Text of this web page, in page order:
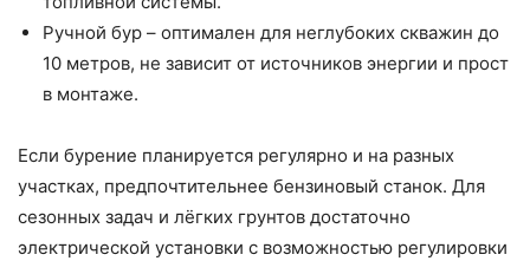
Ручной бур – оптимален для неглубоких скважин до
10 метров, не зависит от источников энергии и прост
в монтаже.
Если бурение планируется регулярно и на разных
участках, предпочтительнее бензиновый станок. Для
сезонных задач и лёгких грунтов достаточно
электрической установки с возможностью регулировки